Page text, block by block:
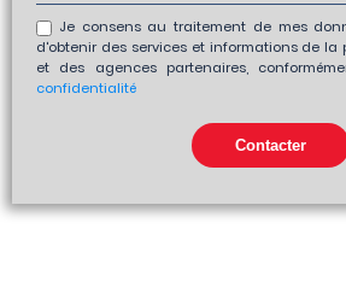
Je consens au traitement de mes
d'obtenir des services et informations de la
et des agences partenaires,
confidentialité